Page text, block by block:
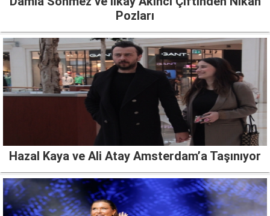
Pozları
Hazal Kaya ve Ali Atay Amsterdam’a Taşınıyor